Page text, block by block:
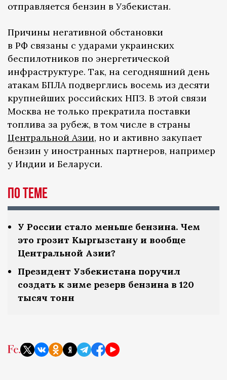
отправляется бензин в Узбекистан.
Причины негативной обстановки
в РФ связаны с ударами украинских
беспилотников по энергетической
инфраструктуре. Так, на сегодняшний день
атакам БПЛА подверглись восемь из десяти
крупнейших российских НПЗ. В этой связи
Москва не только прекратила поставки
топлива за рубеж, в том числе в страны
Центральной Азии, но и активно закупает
бензин у иностранных партнеров, например
у Индии и Беларуси.
По теме
У России стало меньше бензина. Чем
это грозит Кыргызстану и вообще
Центральной Азии?
Президент Узбекистана поручил
создать к зиме резерв бензина в 120
тысяч тонн